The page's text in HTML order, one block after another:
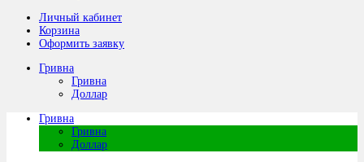
Личный кабинет
Корзина
Оформить заявку
Гривна
Гривна
Доллар
Гривна
Гривна
Доллар